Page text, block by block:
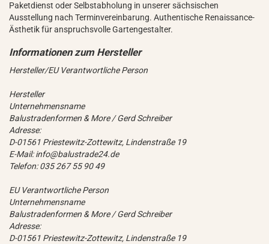
Paketdienst oder Selbstabholung in unserer sächsischen
Ausstellung nach Terminvereinbarung. Authentische Renaissance-
Ästhetik für anspruchsvolle Gartengestalter.
Hersteller/EU Verantwortliche Person
Hersteller
Unternehmensname
Balustradenformen & More / Gerd Schreiber
Adresse:
D-01561 Priestewitz-Zottewitz, Lindenstraße 19
E-Mail: info@balustrade24.de
Telefon: 035 267 55 90 49
EU Verantwortliche Person
Unternehmensname
Balustradenformen & More / Gerd Schreiber
Adresse:
D-01561 Priestewitz-Zottewitz, Lindenstraße 19